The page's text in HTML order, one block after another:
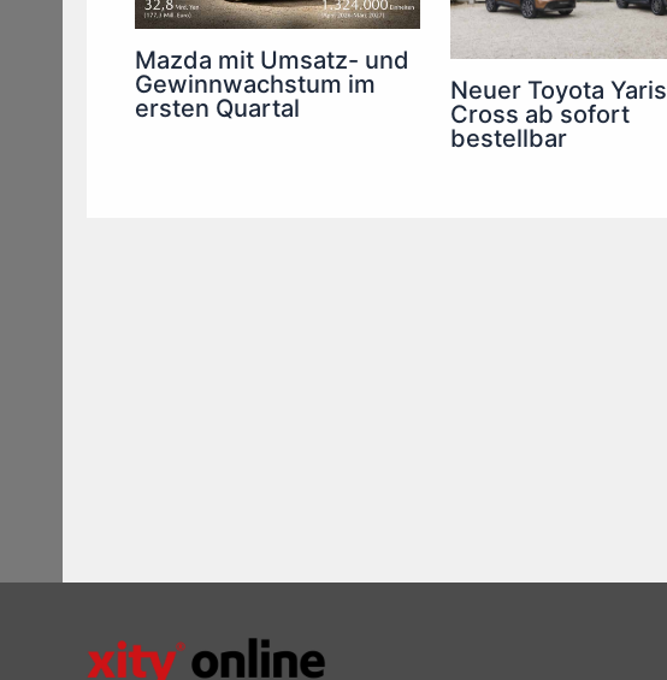
Mazda mit Umsatz- und
Gewinnwachstum im
ersten Quartal
Neuer Toyota Yaris
Cross ab sofort
bestellbar